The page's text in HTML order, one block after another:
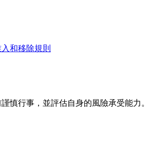
和移除規則
慎行事，並評估自身的風險承受能力。